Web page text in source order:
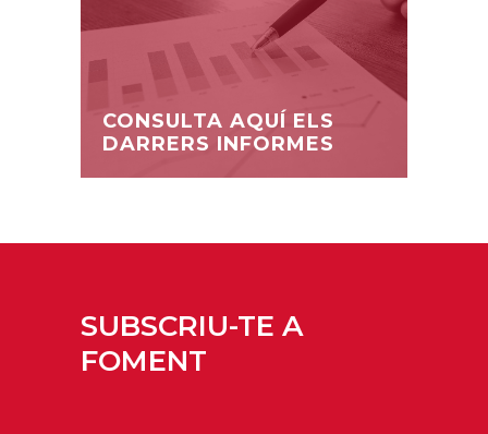
CONSULTA AQUÍ ELS
DARRERS INFORMES
SUBSCRIU-TE A
FOMENT